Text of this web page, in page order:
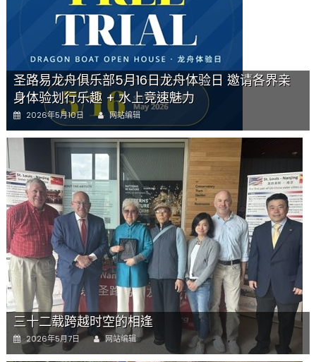
钢
琴
精
彩
对
话〉
中
圣路易龙舟俱乐部5月16日龙舟体验日 邀请各界亲
身体验划行乐趣 + 水上竞速魅力
Posted
2026年5月10日 Author
网站编辑
三十二载跨越时空的相逢
Posted
on
2026年5月7日 Author
网站编辑